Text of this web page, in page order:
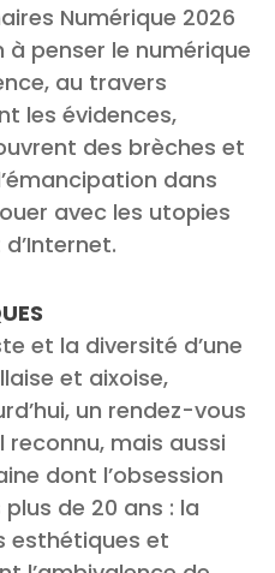
Numérique 2026
penser le numérique
au travers
les évidences,
des brèches et
dans
avec les utopies
et la diversité d’une
et aixoise,
un rendez-vous
mais aussi
dont l’obsession
de 20 ans : la
esthétiques et